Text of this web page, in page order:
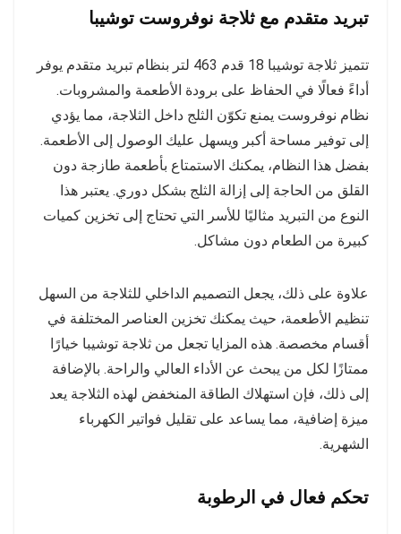
تبريد متقدم مع ثلاجة نوفروست توشيبا
تتميز ثلاجة توشيبا 18 قدم 463 لتر بنظام تبريد متقدم يوفر
أداءً فعالًا في الحفاظ على برودة الأطعمة والمشروبات.
نظام نوفروست يمنع تكوّن الثلج داخل الثلاجة، مما يؤدي
إلى توفير مساحة أكبر ويسهل عليك الوصول إلى الأطعمة.
بفضل هذا النظام، يمكنك الاستمتاع بأطعمة طازجة دون
القلق من الحاجة إلى إزالة الثلج بشكل دوري. يعتبر هذا
النوع من التبريد مثاليًا للأسر التي تحتاج إلى تخزين كميات
كبيرة من الطعام دون مشاكل.
علاوة على ذلك، يجعل التصميم الداخلي للثلاجة من السهل
تنظيم الأطعمة، حيث يمكنك تخزين العناصر المختلفة في
أقسام مخصصة. هذه المزايا تجعل من ثلاجة توشيبا خيارًا
ممتازًا لكل من يبحث عن الأداء العالي والراحة. بالإضافة
إلى ذلك، فإن استهلاك الطاقة المنخفض لهذه الثلاجة يعد
ميزة إضافية، مما يساعد على تقليل فواتير الكهرباء
الشهرية.
تحكم فعال في الرطوبة